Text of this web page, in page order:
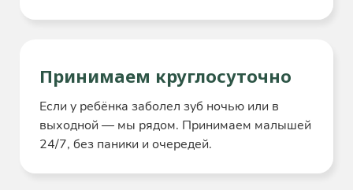
Принимаем круглосуточно
Если у ребёнка заболел зуб ночью или в
выходной — мы рядом. Принимаем малышей
24/7, без паники и очередей.